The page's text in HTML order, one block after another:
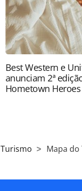
Best Western e
anunciam 2ª
Hometown Heroes
Turismo Mapa